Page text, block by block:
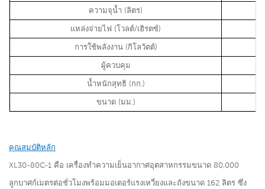
ความจุน้ำ (ลิตร)
แหล่งจ่ายไฟ (โวลต์/เฮิรตซ์)
การใช้พลังงาน (กิโลวัตต์)
ผู้ควบคุม
น้ำหนักสุทธิ (กก.)
ขนาด (มม.)
คุณสมบัติหลัก
XL30-80C-1 คือ เครื่องทำความเย็นอากาศอุตสาหกรรมขนาด 80,000
ลูกบาศก์เมตรต่อชั่วโมงพร้อมมอเตอร์แรงเหวี่ยงและถังขนาด 162 ลิตร ซึ่ง